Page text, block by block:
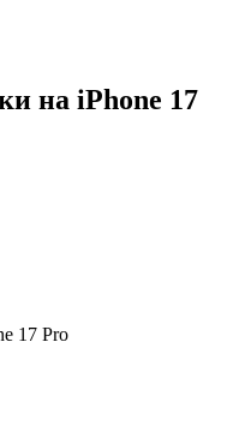
на iPhone 17
17 Pro